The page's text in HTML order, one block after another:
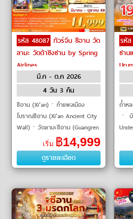
รหัส 48087 ทัวร์จีน ซีอาน วัด
ลามะ วัดต้าซิงซาน by Spring
Airlines
มี.ค - ต.ค 2026
4 วัน 3 คืน
ซีอาน (Xi’an)ㆍกำแพงเมือง
โบราณซีอาน (Xi’an Ancient City
Wall)ㆍวัดลามะซีอาน (Guangren
Lama Temple)ㆍพิพิธภัณฑ์ซีอาน
(Xi’an Museum)ㆍเจดีย์ห่านป่า
ใหญ่ (G
เริ่ม ฿14,999
ดูรายละเอียด
รหั
ซาน
ถ้ำห
ㆍ
ยา